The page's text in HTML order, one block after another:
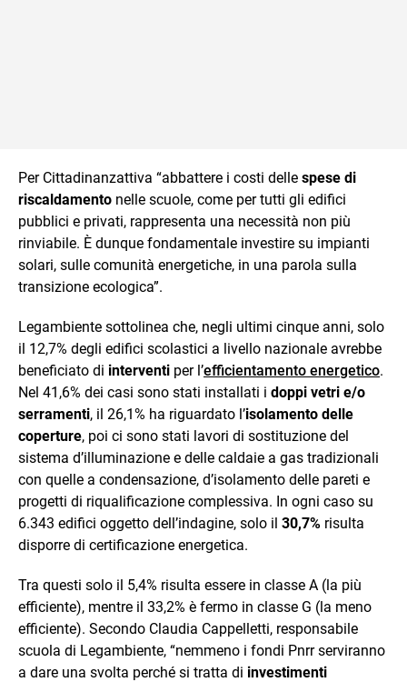
Per Cittadinanzattiva “abbattere i costi delle spese di
riscaldamento nelle scuole, come per tutti gli edifici
pubblici e privati, rappresenta una necessità non più
rinviabile. È dunque fondamentale investire su impianti
solari, sulle comunità energetiche, in una parola sulla
transizione ecologica”.
Legambiente sottolinea che, negli ultimi cinque anni, solo
il 12,7% degli edifici scolastici a livello nazionale avrebbe
beneficiato di interventi per l’efficientamento energetico.
Nel 41,6% dei casi sono stati installati i doppi vetri e/o
serramenti, il 26,1% ha riguardato l’isolamento delle
coperture, poi ci sono stati lavori di sostituzione del
sistema d’illuminazione e delle caldaie a gas tradizionali
con quelle a condensazione, d’isolamento delle pareti e
progetti di riqualificazione complessiva. In ogni caso su
6.343 edifici oggetto dell’indagine, solo il 30,7% risulta
disporre di certificazione energetica.
Tra questi solo il 5,4% risulta essere in classe A (la più
efficiente), mentre il 33,2% è fermo in classe G (la meno
efficiente). Secondo Claudia Cappelletti, responsabile
scuola di Legambiente, “nemmeno i fondi Pnrr serviranno
a dare una svolta perché si tratta di investimenti